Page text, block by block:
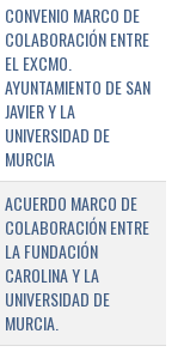
CONVENIO MARCO DE
COLABORACIÓN ENTRE
EL EXCMO.
AYUNTAMIENTO DE SAN
JAVIER Y LA
UNIVERSIDAD DE
MURCIA
ACUERDO MARCO DE
COLABORACIÓN ENTRE
LA FUNDACIÓN
CAROLINA Y LA
UNIVERSIDAD DE
MURCIA.